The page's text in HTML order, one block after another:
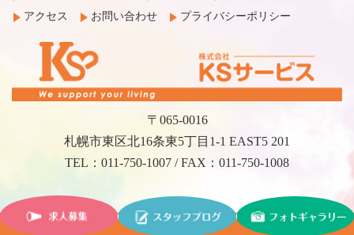
アクセス
お問い合わせ プライバシーポリシー
〒065-0016
札幌市東区北16条東5丁目1-1 EAST5 201
TEL：011-750-1007 / FAX：011-750-1008
©2017 KS Service